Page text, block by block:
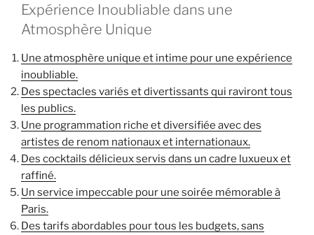
Expérience Inoubliable dans une
Atmosphère Unique
Une atmosphère unique et intime pour une expérience
inoubliable.
Des spectacles variés et divertissants qui raviront tous
les publics.
Une programmation riche et diversifiée avec des
artistes de renom nationaux et internationaux.
Des cocktails délicieux servis dans un cadre luxueux et
raffiné.
Un service impeccable pour une soirée mémorable à
Paris.
Des tarifs abordables pour tous les budgets, sans